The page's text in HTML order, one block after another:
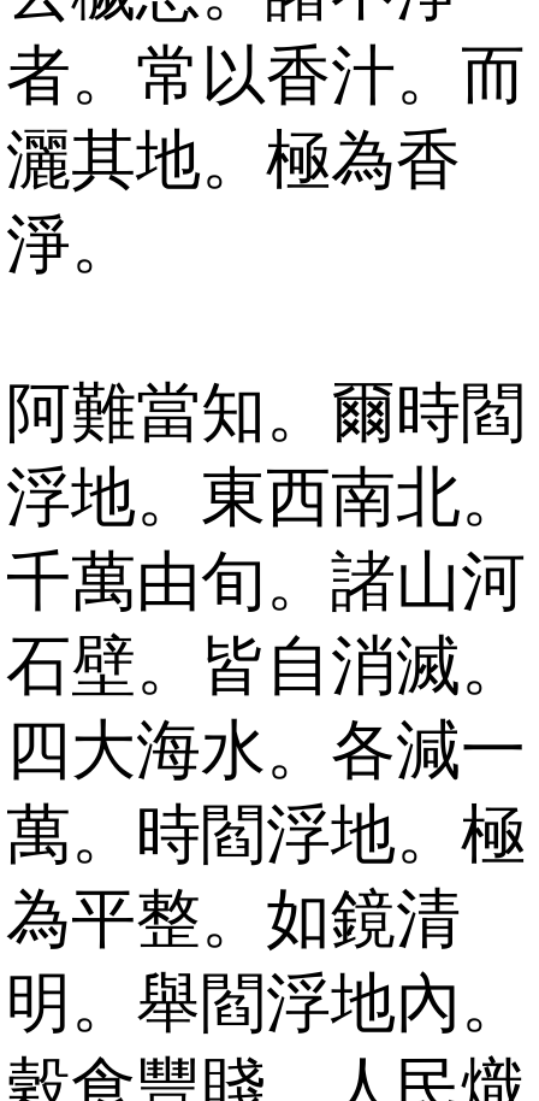
者。常以香汁。而
灑其地。極為香
淨。
阿難當知。爾時閻
浮地。東西南北。
千萬由旬。諸山河
石壁。皆自消滅。
四大海水。各減一
萬。時閻浮地。極
為平整。如鏡清
明。舉閻浮地內。